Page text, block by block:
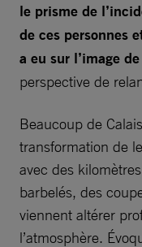
le prisme de
de ces personnes
a eu sur l’image
perspective de
Beaucoup de
transformation de
avec des
barbelés, des
viennent altérer
l’atmosphère.